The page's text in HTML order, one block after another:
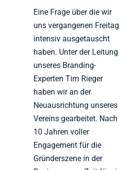
Eine Frage über die wir
uns vergangenen Freitag
intensiv ausgetauscht
haben. Unter der Leitung
unseres Branding-
Experten Tim Rieger
haben wir an der
Neuausrichtung unseres
Vereins gearbeitet. Nach
10 Jahren voller
Engagement für die
Gründerszene in der